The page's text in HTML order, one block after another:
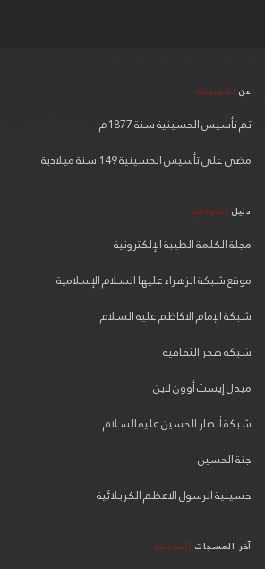
عن الحسينية
تم تأسيس الحسينية سنة 1877م
مضى على تأسيس الحسينية 149 سنة ميلادية
دليل المواقع
مجلة الكلمة الطيبة الإلكترونية
موقع شبكة الزهراء عليها السلام الإسلامية
شبكة الإمام الاكاظم عليه السلام
شبكة هجر الثقافية
ميدل إيست أوون لاين
شبكة أنصار الحسين عليه السلام
جنة الحسين
حسينية الرسول الاعظم الكربلائية
آخر المسجات المرسلة